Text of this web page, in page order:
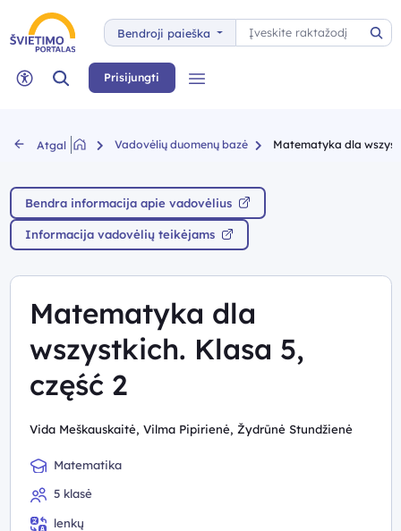
Bendroji paieška
Paieška
Neįgaliųjų rėžimas
Paieška Prisijungti
Atgal Vadovėlių duomenų bazė Matematyka dla
Bendra informacija apie vadovėlius
Informacija vadovėlių teikėjams
Matematyka dla
wszystkich. Klasa 5,
część 2
Vida Meškauskaitė, Vilma Pipirienė, Žydrūnė Stundžienė
Matematika
5 klasė
lenkų